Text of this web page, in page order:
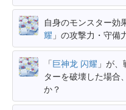
自身のモンスター効
耀 」の攻撃力・守備
「巨神龙 闪耀 」が
ターを破壊した場合
か？